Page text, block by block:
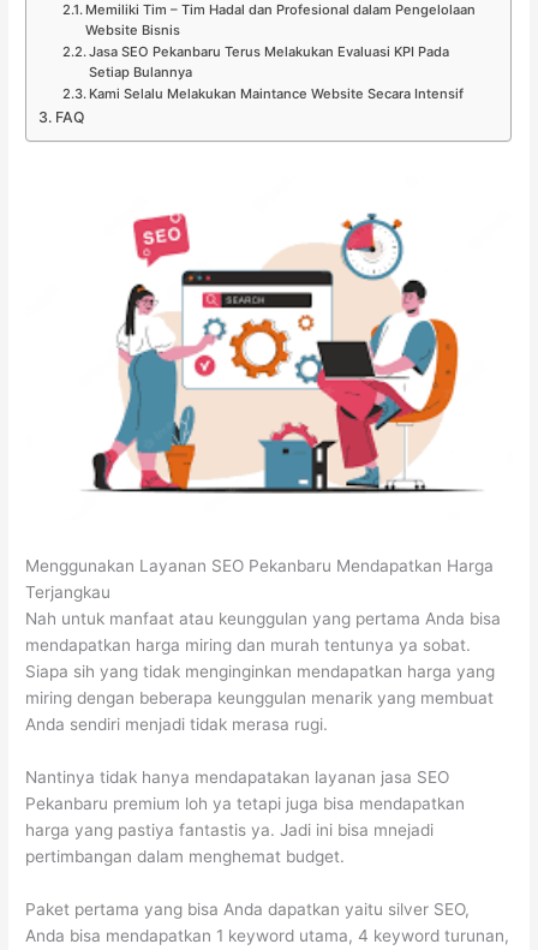
Memiliki Tim – Tim Hadal dan Profesional dalam Pengelolaan
Website Bisnis
Jasa SEO Pekanbaru Terus Melakukan Evaluasi KPI Pada
Setiap Bulannya
Kami Selalu Melakukan Maintance Website Secara Intensif
FAQ
Menggunakan Layanan SEO Pekanbaru Mendapatkan Harga
Terjangkau
Nah untuk manfaat atau keunggulan yang pertama Anda bisa
mendapatkan harga miring dan murah tentunya ya sobat.
Siapa sih yang tidak menginginkan mendapatkan harga yang
miring dengan beberapa keunggulan menarik yang membuat
Anda sendiri menjadi tidak merasa rugi.
Nantinya tidak hanya mendapatakan layanan jasa SEO
Pekanbaru premium loh ya tetapi juga bisa mendapatkan
harga yang pastiya fantastis ya. Jadi ini bisa mnejadi
pertimbangan dalam menghemat budget.
Paket pertama yang bisa Anda dapatkan yaitu silver SEO,
Anda bisa mendapatkan 1 keyword utama, 4 keyword turunan,